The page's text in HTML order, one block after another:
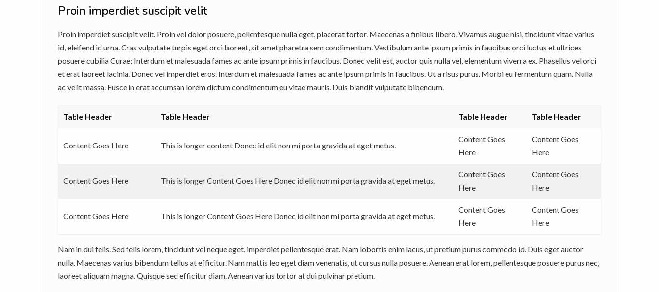
Proin imperdiet suscipit velit
Proin imperdiet suscipit velit. Proin vel dolor posuere, pellentesque nulla eget, placerat tortor. Maecenas a finibus libero. Vivamus augue nisi, tincidunt vitae varius
id, eleifend id urna. Cras vulputate turpis eget orci laoreet, sit amet pharetra sem condimentum. Vestibulum ante ipsum primis in faucibus orci luctus et ultrices
posuere cubilia Curae; Interdum et malesuada fames ac ante ipsum primis in faucibus. Donec velit est, auctor quis nulla vel, elementum viverra ex. Phasellus vel orci
et erat laoreet lacinia. Donec vel imperdiet eros. Interdum et malesuada fames ac ante ipsum primis in faucibus. Ut a risus purus. Morbi eu fermentum quam. Nulla
ac velit massa. Fusce in erat accumsan lorem dictum condimentum eu vitae mauris. Duis blandit vulputate bibendum.
Table Header Table Header Table Header Table Header
Content Goes Here This is longer content Donec id elit non mi porta gravida at eget metus.
Content Goes
Here
Content Goes
Here
Content Goes Here This is longer Content Goes Here Donec id elit non mi porta gravida at eget metus.
Content Goes
Here
Content Goes
Here
Content Goes Here This is longer Content Goes Here Donec id elit non mi porta gravida at eget metus.
Content Goes
Here
Content Goes
Here
Nam in dui felis. Sed felis lorem, tincidunt vel neque eget, imperdiet pellentesque erat. Nam lobortis enim lacus, ut pretium purus commodo id. Duis eget auctor
nulla. Maecenas varius bibendum tellus at efficitur. Nam mattis leo eget diam venenatis, ut cursus nulla posuere. Aenean erat lorem, pellentesque posuere purus nec,
laoreet aliquam magna. Quisque sed efficitur diam. Aenean varius tortor at dui pulvinar pretium.